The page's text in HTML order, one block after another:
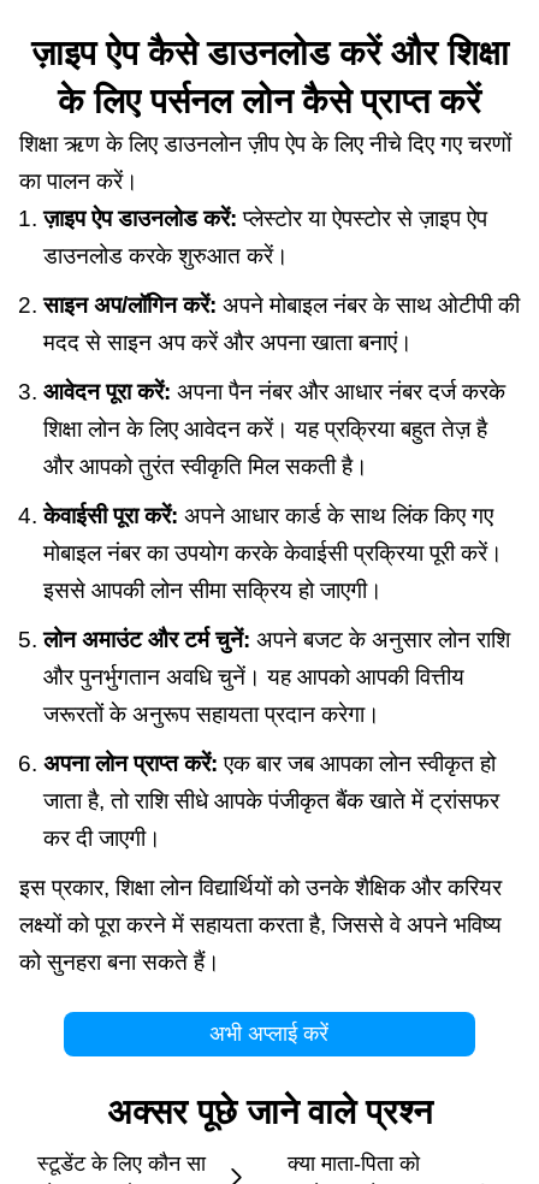
ज़ाइप ऐप कैसे डाउनलोड करें और शिक्षा
के लिए पर्सनल लोन कैसे प्राप्त करें
शिक्षा ऋण के लिए डाउनलोन ज़ीप ऐप के लिए नीचे दिए गए चरणों
का पालन करें।
ज़ाइप ऐप डाउनलोड करें: प्लेस्टोर या ऐपस्टोर से ज़ाइप ऐप
डाउनलोड करके शुरुआत करें।
साइन अप/लॉगिन करें: अपने मोबाइल नंबर के साथ ओटीपी की
मदद से साइन अप करें और अपना खाता बनाएं।
आवेदन पूरा करें: अपना पैन नंबर और आधार नंबर दर्ज करके
शिक्षा लोन के लिए आवेदन करें। यह प्रक्रिया बहुत तेज़ है
और आपको तुरंत स्वीकृति मिल सकती है।
केवाईसी पूरा करें: अपने आधार कार्ड के साथ लिंक किए गए
मोबाइल नंबर का उपयोग करके केवाईसी प्रक्रिया पूरी करें।
इससे आपकी लोन सीमा सक्रिय हो जाएगी।
लोन अमाउंट और टर्म चुनें: अपने बजट के अनुसार लोन राशि
और पुनर्भुगतान अवधि चुनें। यह आपको आपकी वित्तीय
जरूरतों के अनुरूप सहायता प्रदान करेगा।
अपना लोन प्राप्त करें: एक बार जब आपका लोन स्वीकृत हो
जाता है, तो राशि सीधे आपके पंजीकृत बैंक खाते में ट्रांसफर
कर दी जाएगी।
इस प्रकार, शिक्षा लोन विद्यार्थियों को उनके शैक्षिक और करियर
लक्ष्यों को पूरा करने में सहायता करता है, जिससे वे अपने भविष्य
को सुनहरा बना सकते हैं।
अभी अप्लाई करें
अक्सर पूछे जाने वाले प्रश्न
स्टूडेंट के लिए कौन सा
क्या माता-पिता को